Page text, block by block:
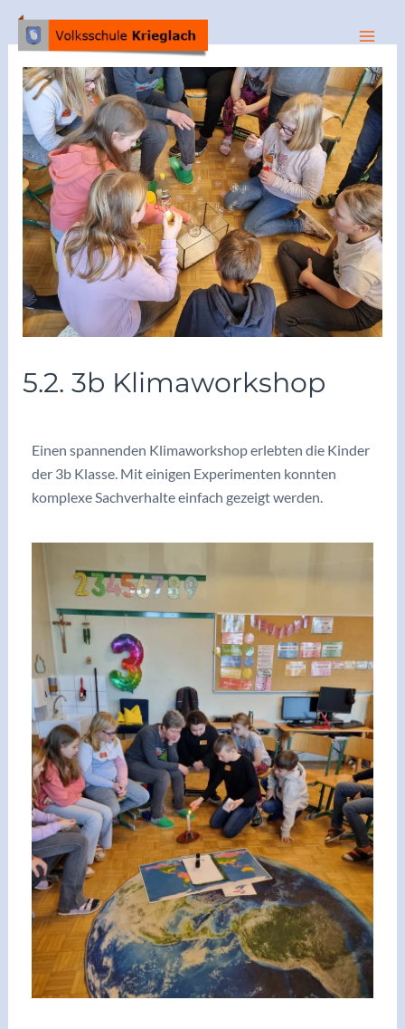
5.2. 3b Klimaworkshop
Einen spannenden Klimaworkshop erlebten die Kinder
der 3b Klasse. Mit einigen Experimenten konnten
komplexe Sachverhalte einfach gezeigt werden.